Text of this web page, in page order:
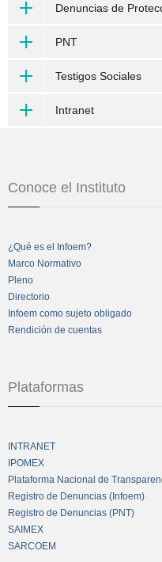
Denuncias de
PNT
Testigos Sociales
Intranet
Conoce el Instituto
¿Qué es el Infoem?
Marco Normativo
Pleno
Directorio
Infoem como sujeto obligado
Rendición de cuentas
Plataformas
INTRANET
IPOMEX
Plataforma Nacional de
Registro de Denuncias (Infoem)
Registro de Denuncias (PNT)
SAIMEX
SARCOEM